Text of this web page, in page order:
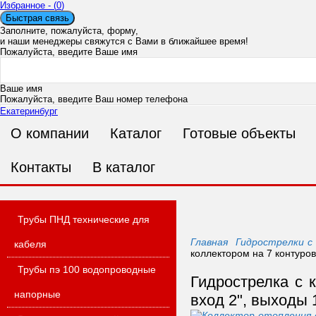
Избранное - (0)
Быстрая связь
Заполните, пожалуйста, форму,
и наши менеджеры свяжутся с Вами в ближайшее время!
Пожалуйста, введите Ваше имя
Ваше имя
Пожалуйста, введите Ваш номер телефона
Ваш номер телефона
Ваш E-mail
Сообщение
Екатеринбург
О компании Каталог Готовые объекты
Контакты В каталог
Трубы ПНД технические для
кабеля
Трубы пэ 100 водопроводные
напорные
Главная
Гидрострелки
коллектором на 7
Гидрострелка с
вход 2", выходы